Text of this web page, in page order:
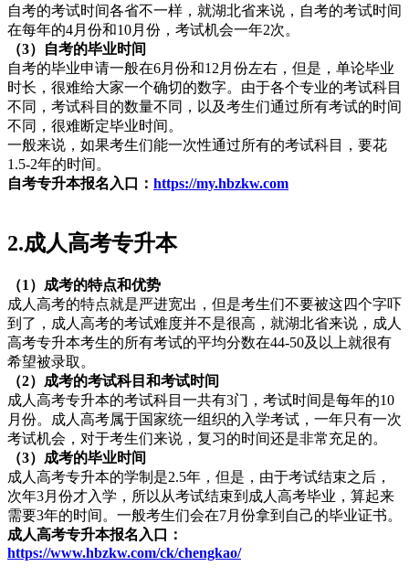
自考的考试时间各省不一样，就湖北省来说，自考的考试时间
在每年的4月份和10月份，考试机会一年2次。
（3）自考的毕业时间
自考的毕业申请一般在6月份和12月份左右，但是，单论毕业
时长，很难给大家一个确切的数字。由于各个专业的考试科目
不同，考试科目的数量不同，以及考生们通过所有考试的时间
不同，很难断定毕业时间。
一般来说，如果考生们能一次性通过所有的考试科目，要花
1.5-2年的时间。
自考专升本报名入口： https://my.hbzkw.com
2.成人高考专升本
（1）成考的特点和优势
成人高考的特点就是严进宽出，但是考生们不要被这四个字吓
到了，成人高考的考试难度并不是很高，就湖北省来说，成人
高考专升本考生的所有考试的平均分数在44-50及以上就很有
希望被录取。
（2）成考的考试科目和考试时间
成人高考专升本的考试科目一共有3门，考试时间是每年的10
月份。成人高考属于国家统一组织的入学考试，一年只有一次
考试机会，对于考生们来说，复习的时间还是非常充足的。
（3）成考的毕业时间
成人高考专升本的学制是2.5年，但是，由于考试结束之后，
次年3月份才入学，所以从考试结束到成人高考毕业，算起来
需要3年的时间。一般考生们会在7月份拿到自己的毕业证书。
成人高考专升本报名入口：
https://www.hbzkw.com/ck/chengkao/